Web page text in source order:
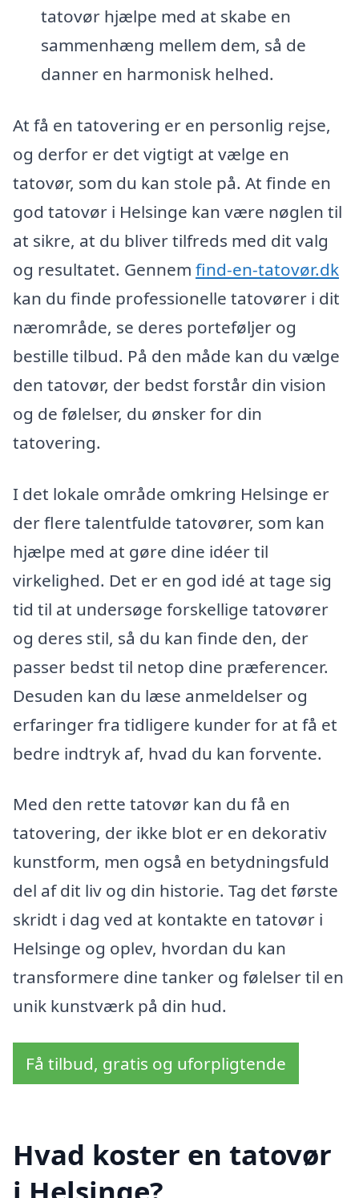
tatovør hjælpe med at skabe en
sammenhæng mellem dem, så de
danner en harmonisk helhed.
At få en tatovering er en personlig rejse,
og derfor er det vigtigt at vælge en
tatovør, som du kan stole på. At finde en
god tatovør i Helsinge kan være nøglen til
at sikre, at du bliver tilfreds med dit valg
og resultatet. Gennem find-en-tatovør.dk
kan du finde professionelle tatovører i dit
nærområde, se deres porteføljer og
bestille tilbud. På den måde kan du vælge
den tatovør, der bedst forstår din vision
og de følelser, du ønsker for din
tatovering.
I det lokale område omkring Helsinge er
der flere talentfulde tatovører, som kan
hjælpe med at gøre dine idéer til
virkelighed. Det er en god idé at tage sig
tid til at undersøge forskellige tatovører
og deres stil, så du kan finde den, der
passer bedst til netop dine præferencer.
Desuden kan du læse anmeldelser og
erfaringer fra tidligere kunder for at få et
bedre indtryk af, hvad du kan forvente.
Med den rette tatovør kan du få en
tatovering, der ikke blot er en dekorativ
kunstform, men også en betydningsfuld
del af dit liv og din historie. Tag det første
skridt i dag ved at kontakte en tatovør i
Helsinge og oplev, hvordan du kan
transformere dine tanker og følelser til en
unik kunstværk på din hud.
Få tilbud, gratis og uforpligtende
Hvad koster en tatovør